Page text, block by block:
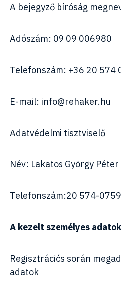
A bejegyző bíróság
Adószám: 09 09 006980
Telefonszám: +36 20 574
E-mail: info@rehaker.hu
Adatvédelmi tisztviselő
Név: Lakatos György Péter
Telefonszám:20 574-0759
A kezelt személyes
Regisztrációs során
adatok